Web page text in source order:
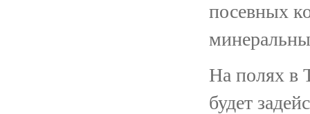
посевных
На полях в
будет